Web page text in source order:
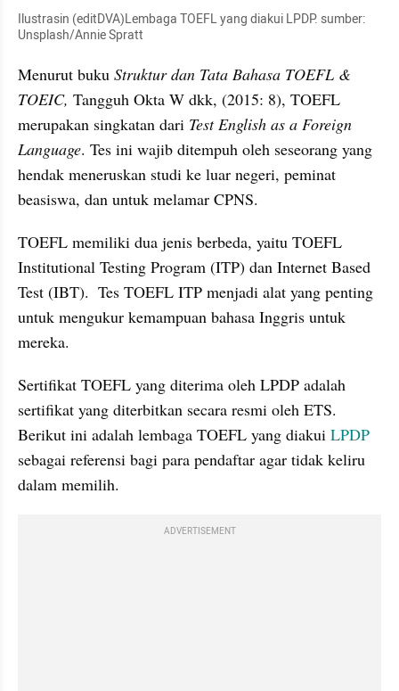
Ilustrasin (editDVA)Lembaga TOEFL yang diakui LPDP. sumber:
Unsplash/Annie Spratt
Menurut buku Struktur dan Tata Bahasa TOEFL &
TOEIC, Tangguh Okta W dkk, (2015: 8), TOEFL
merupakan singkatan dari Test English as a Foreign
Language. Tes ini wajib ditempuh oleh seseorang yang
hendak meneruskan studi ke luar negeri, peminat
beasiswa, dan untuk melamar CPNS.
TOEFL memiliki dua jenis berbeda, yaitu TOEFL
Institutional Testing Program (ITP) dan Internet Based
Test (IBT).  Tes TOEFL ITP menjadi alat yang penting
untuk mengukur kemampuan bahasa Inggris untuk
mereka.
Sertifikat TOEFL yang diterima oleh LPDP adalah
sertifikat yang diterbitkan secara resmi oleh ETS.
Berikut ini adalah lembaga TOEFL yang diakui LPDP
sebagai referensi bagi para pendaftar agar tidak keliru
dalam memilih.
ADVERTISEMENT